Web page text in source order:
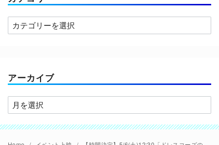
カ
テ
ー
アーカイブ
ア
ー
カ
イ